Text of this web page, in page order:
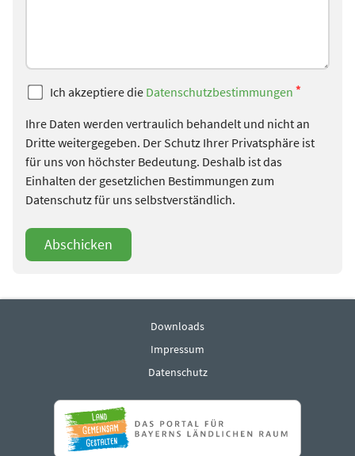
Ich akzeptiere die Datenschutzbestimmungen *
Ihre Daten werden vertraulich behandelt und nicht an
Dritte weitergegeben. Der Schutz Ihrer Privatsphäre ist
für uns von höchster Bedeutung. Deshalb ist das
Einhalten der gesetzlichen Bestimmungen zum
Datenschutz für uns selbstverständlich.
Abschicken
Downloads
Impressum
Datenschutz